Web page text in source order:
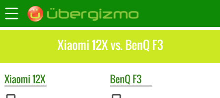
Xiaomi 12X vs. BenQ F3
Xiaomi12X BenQ F3